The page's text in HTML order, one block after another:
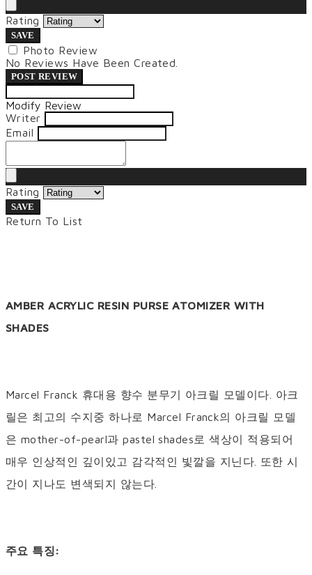
Rating
SAVE
Photo Review
No Reviews Have Been Created.
POST REVIEW
Modify Review
Writer
Email
Rating
SAVE
Return To List
AMBER ACRYLIC RESIN PURSE ATOMIZER WITH
SHADES
Marcel Franck 휴대용 향수 분무기 아크릴 모델이다. 아크
릴은 최고의 수지중 하나로 Marcel Franck의 아크릴 모델
은 mother-of-pearl과 pastel shades로 색상이 적용되어
매우 인상적인 깊이있고 감각적인 빛깔을 지닌다. 또한 시
간이 지나도 변색되지 않는다.
주요 특징: